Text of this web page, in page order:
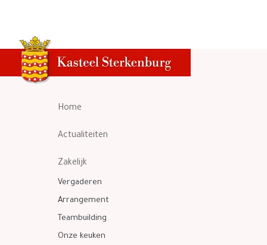
Home
Actualiteiten
Zakelijk
Vergaderen
Arrangement
Teambuilding
Onze keuken